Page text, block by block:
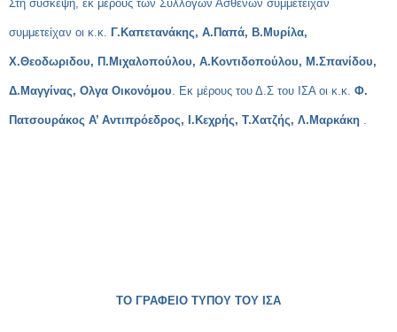
Στη σύσκεψη, εκ μέρους των Συλλόγων Ασθενών συμμετείχαν
συμμετείχαν οι κ.κ. Γ.Καπετανάκης, Α.Παπά, Β.Μυρίλα,
Χ.Θεοδωριδου, Π.Μιχαλοπούλου, Α.Κοντιδοπούλου, Μ.Σπανίδου,
Δ.Μαγγίνας, Ολγα Οικονόμου. Εκ μέρους του Δ.Σ του ΙΣΑ οι κ.κ. Φ.
Πατσουράκος Α’ Αντιπρόεδρος, Ι.Κεχρής, Τ.Χατζής, Λ.Μαρκάκη .
ΤΟ ΓΡΑΦΕΙΟ ΤΥΠΟΥ ΤΟΥ ΙΣΑ